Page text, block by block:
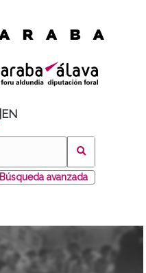
EN
Búsqueda avanzada